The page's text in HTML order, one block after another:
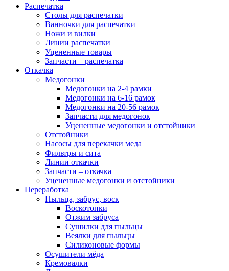
Распечатка
Столы для распечатки
Ванночки для распечатки
Ножи и вилки
Линии распечатки
Уцененные товары
Запчасти – распечатка
Откачка
Медогонки
Медогонки на 2-4 рамки
Медогонки на 6-16 рамок
Медогонки на 20-56 рамок
Запчасти для медогонок
Уцененные медогонки и отстойники
Отстойники
Насосы для перекачки меда
Фильтры и сита
Линии откачки
Запчасти – откачка
Уцененные медогонки и отстойники
Переработка
Пыльца, забрус, воск
Воскотопки
Отжим забруса
Сушилки для пыльцы
Веялки для пыльцы
Силиконовые формы
Осушители мёда
Кремовалки